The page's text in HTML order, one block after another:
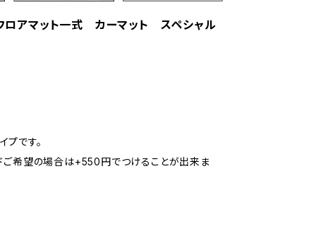
マット一式 カーマット スペシャル
です。
ご希望の場合は+550円でつけることが出来ま